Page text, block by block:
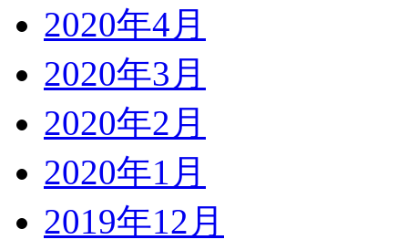
2020年4月
2020年3月
2020年2月
2020年1月
2019年12月